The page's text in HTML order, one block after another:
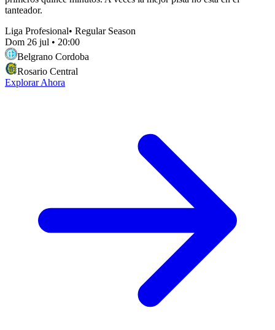
tanteador.
Liga Profesional• Regular Season
Dom 26 jul • 20:00
Belgrano Cordoba
Rosario Central
Explorar Ahora